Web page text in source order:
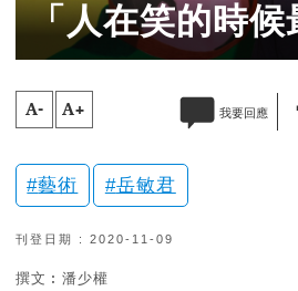
「人在笑的時候
A- A+ 我要回應
藝術 岳敏君
刊登日期 : 2020-11-09
撰文︰潘少權